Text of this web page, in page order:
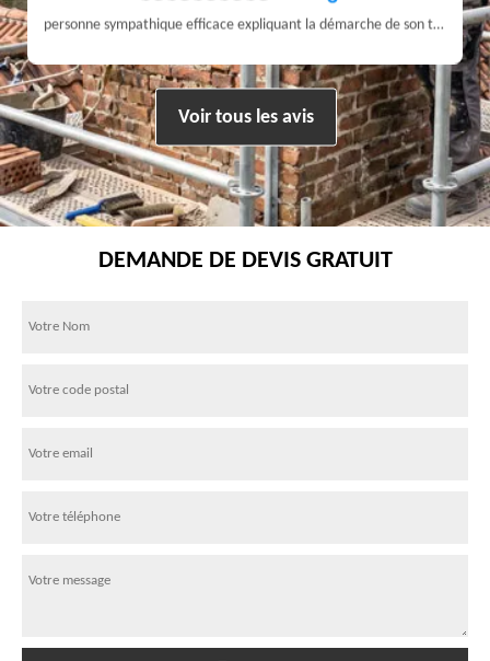
personne sympathique efficace expliquant la démarche de son travail pour un résultat de qualité . A recommander
Voir tous les avis
DEMANDE DE DEVIS GRATUIT